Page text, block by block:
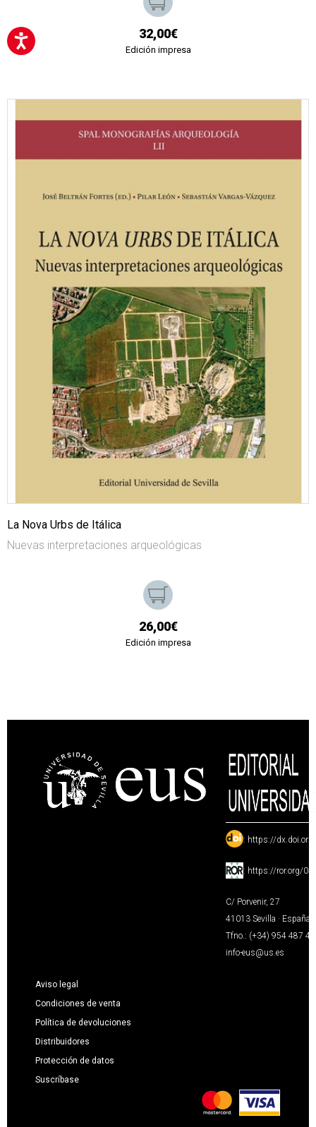
32,00€
Edición impresa
La Nova Urbs de Itálica
Nuevas interpretaciones arqueológicas
26,00€
Edición impresa
: https://
: https://ror.org/
C/ Porvenir, 27
41013 Sevilla · España
Tfno.: (+34) 954 487
info-eus@us.es
Aviso legal
Condiciones de venta
Política de devoluciones
Distribuidores
Protección de datos
Suscríbase